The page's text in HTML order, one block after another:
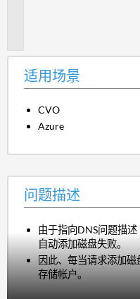
适用场景
CVO
Azure
问题描述
由于指向DNS问题描
自动添加磁盘失败。
因此、每当请求添加
存储帐户。